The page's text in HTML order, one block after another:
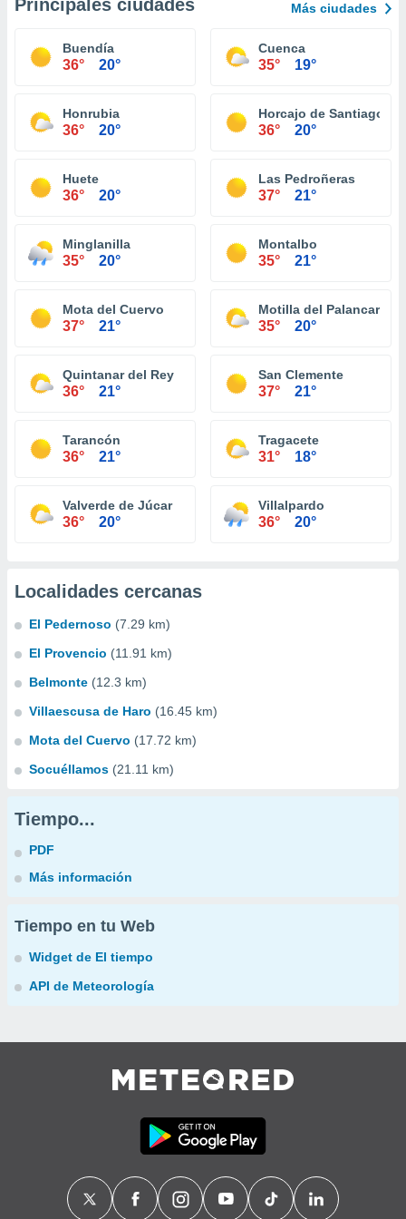
Principales ciudades Más ciudades
Buendía
36° 20°
Cuenca
35° 19°
Honrubia
36° 20°
Horcajo de Santiago
36° 20°
Huete
36° 20°
Las Pedroñeras
37° 21°
Minglanilla
35° 20°
Montalbo
35° 21°
Mota del Cuervo
37° 21°
Motilla del Palancar
35° 20°
Quintanar del Rey
36° 21°
San Clemente
37° 21°
Tarancón
36° 21°
Tragacete
31° 18°
Valverde de Júcar
36° 20°
Villalpardo
36° 20°
Localidades cercanas
El Pedernoso (7.29 km)
El Provencio (11.91 km)
Belmonte (12.3 km)
Villaescusa de Haro (16.45 km)
Mota del Cuervo (17.72 km)
Socuéllamos (21.11 km)
Tiempo...
PDF
Más información
Tiempo en tu Web
Widget de El tiempo
API de Meteorología